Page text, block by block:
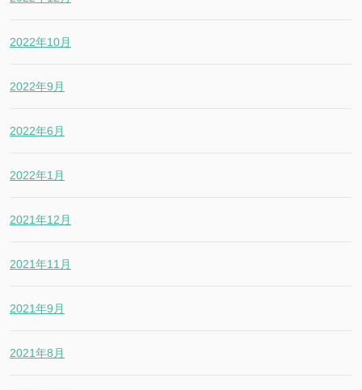
2022年10月
2022年9月
2022年6月
2022年1月
2021年12月
2021年11月
2021年9月
2021年8月